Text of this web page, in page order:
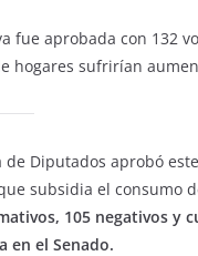
fue aprobada con 132
hogares sufrirían
de Diputados aprobó
subsidia el consumo
105 negativos y
en el Senado.